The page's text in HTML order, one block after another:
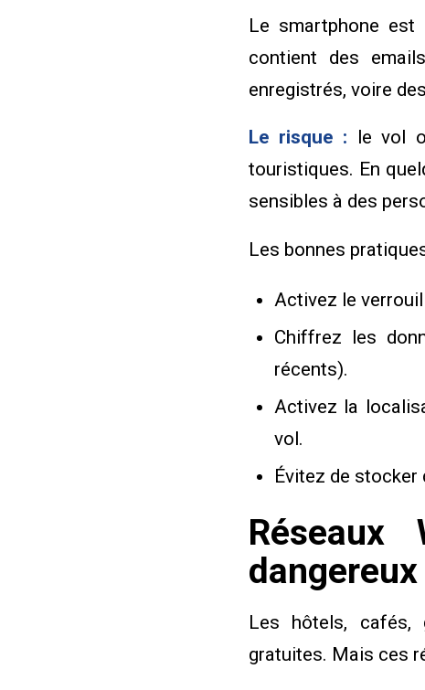
Le smartphone
contient des
enregistrés, voire
Le risque : le vol
touristiques. En
sensibles à des
Les bonnes
Activez le
Chiffrez les
récents).
Activez la
vol.
Évitez de
dangereux
Les hôtels, cafés,
gratuites. Mais ces